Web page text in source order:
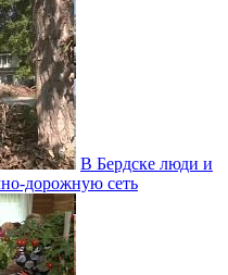
В Бердске люди и
сеть